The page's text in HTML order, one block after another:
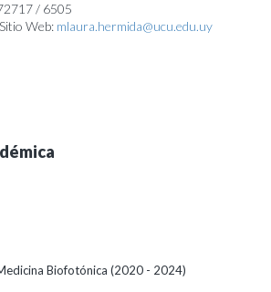
/ 6505
Web: mlaura.hermida@ucu.edu.uy
Biofotónica (2020 - 2024)